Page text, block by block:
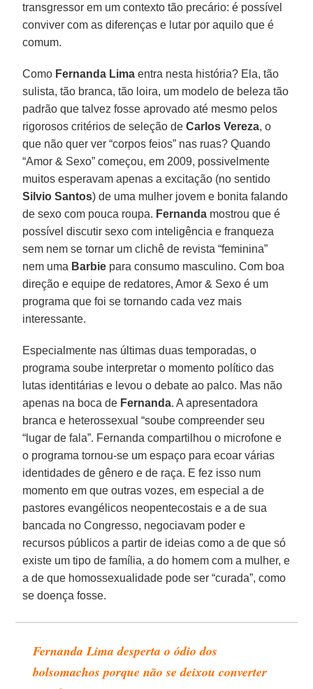
transgressor em um contexto tão precário: é possível
conviver com as diferenças e lutar por aquilo que é
comum.
Como Fernanda Lima entra nesta história? Ela, tão
sulista, tão branca, tão loira, um modelo de beleza tão
padrão que talvez fosse aprovado até mesmo pelos
rigorosos critérios de seleção deCarlos Vereza, o
que não quer ver “corpos feios” nas ruas? Quando
“Amor & Sexo” começou, em 2009, possivelmente
muitos esperavam apenas a excitação (no sentido
Silvio Santos) de uma mulher jovem e bonita falando
de sexo com pouca roupa. Fernanda mostrou que é
possível discutir sexo com inteligência e franqueza
sem nem se tornar um clichê de revista “feminina”
nem uma Barbie para consumo masculino. Com boa
direção e equipe de redatores, Amor & Sexo é um
programa que foi se tornando cada vez mais
interessante.
Especialmente nas últimas duas temporadas, o
programa soube interpretar o momento político das
lutas identitárias e levou o debate ao palco. Mas não
apenas na boca de Fernanda. A apresentadora
branca e heterossexual “soube compreender seu
“lugar de fala”. Fernanda compartilhou o microfone e
o programa tornou-se um espaço para ecoar várias
identidades de gênero e de raça. E fez isso num
momento em que outras vozes, em especial a de
pastores evangélicos neopentecostais e a de sua
bancada no Congresso, negociavam poder e
recursos públicos a partir de ideias como a de que só
existe um tipo de família, a do homem com a mulher, e
a de que homossexualidade pode ser “curada”, como
se doença fosse.
Fernanda Lima desperta o ódio dos
bolsomachos porque não se deixou converter